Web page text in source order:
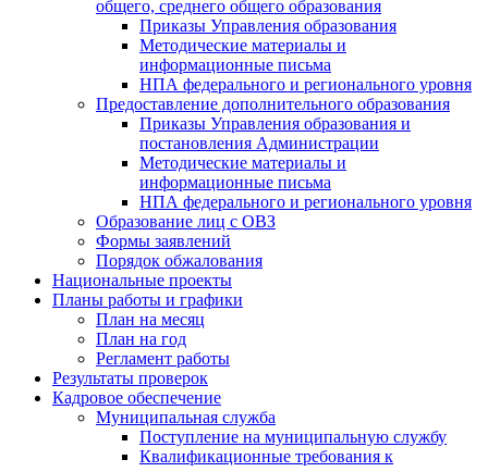
общего, среднего общего образования
Приказы Управления образования
Методические материалы и
информационные письма
НПА федерального и регионального уровня
Предоставление дополнительного образования
Приказы Управления образования и
постановления Администрации
Методические материалы и
информационные письма
НПА федерального и регионального уровня
Образование лиц с ОВЗ
Формы заявлений
Порядок обжалования
Национальные проекты
Планы работы и графики
План на месяц
План на год
Регламент работы
Результаты проверок
Кадровое обеспечение
Муниципальная служба
Поступление на муниципальную службу
Квалификационные требования к